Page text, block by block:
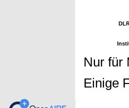
Nur für
Einige